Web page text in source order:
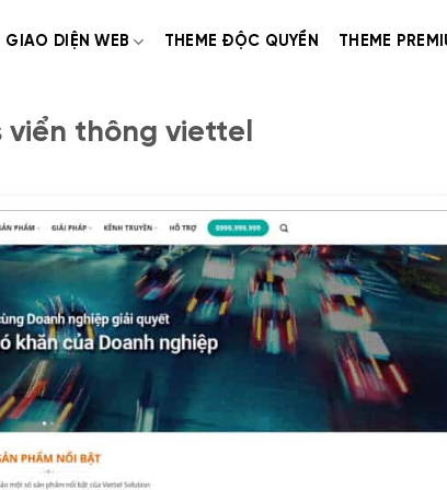
GIAO DIỆN WEB THEME ĐỘC QUYỀN THEME
viển thông viettel